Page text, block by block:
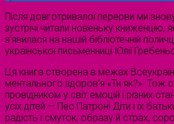
Після довготривалої перерви ми
зустрічі читали новеньку книженцію,
з’явилася на нашій бібліотечній
української письменниці Юлії
Ця книга створена в межах
ментального здоров’я «Ти як?». Тож
провідником у світ емоцій і різних
усіх дітей — Пес Патрон! Діти і їх
радість і смуток, образу й страх,